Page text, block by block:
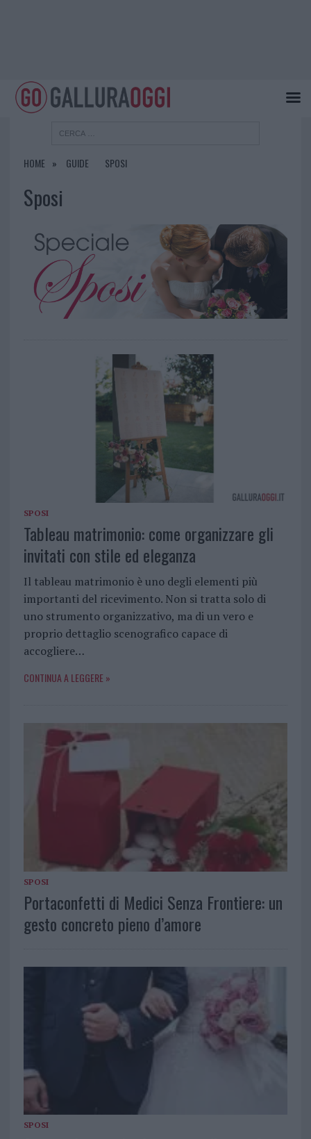
HOME GUIDE SPOSI
Sposi
SPOSI
Tableau matrimonio: come organizzare gli
invitati con stile ed eleganza
Il tableau matrimonio è uno degli elementi più
importanti del ricevimento. Non si tratta solo di
uno strumento organizzativo, ma di un vero e
proprio dettaglio scenografico capace di
accogliere…
CONTINUA A LEGGERE »
SPOSI
Portaconfetti di Medici Senza Frontiere: un
gesto concreto pieno d’amore
SPOSI